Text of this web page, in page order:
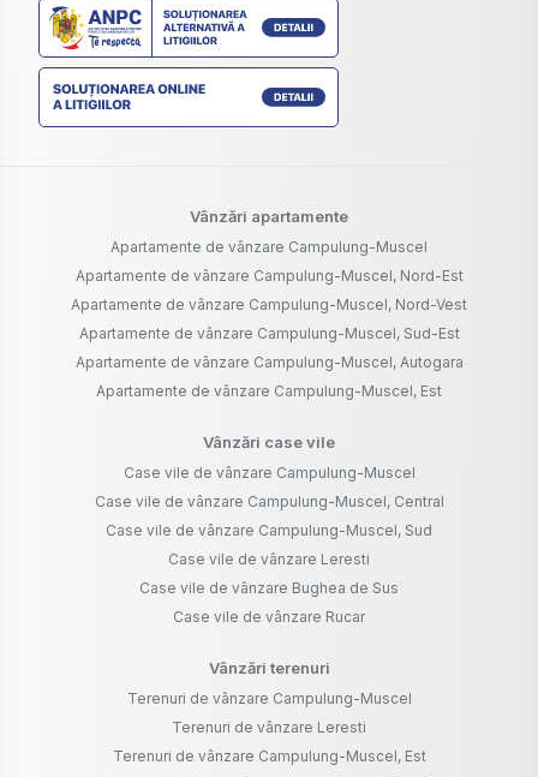
Vânzări apartamente
Apartamente de vânzare Campulung-Muscel
Apartamente de vânzare Campulung-Muscel, Nord-Est
Apartamente de vânzare Campulung-Muscel, Nord-Vest
Apartamente de vânzare Campulung-Muscel, Sud-Est
Apartamente de vânzare Campulung-Muscel, Autogara
Apartamente de vânzare Campulung-Muscel, Est
Vânzări case vile
Case vile de vânzare Campulung-Muscel
Case vile de vânzare Campulung-Muscel, Central
Case vile de vânzare Campulung-Muscel, Sud
Case vile de vânzare Leresti
Case vile de vânzare Bughea de Sus
Case vile de vânzare Rucar
Vânzări terenuri
Terenuri de vânzare Campulung-Muscel
Terenuri de vânzare Leresti
Terenuri de vânzare Campulung-Muscel, Est